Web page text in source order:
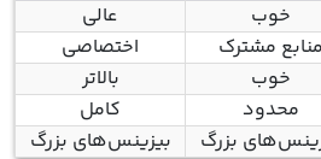
خوب
عالی
منابع مشترک
اختصاصی
خوب
بالاتر
محدود
کامل
بزرگ بیزینس‌های بزرگ